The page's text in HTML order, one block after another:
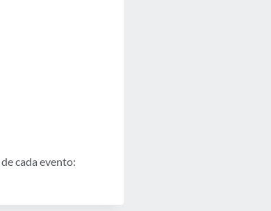
de cada evento: